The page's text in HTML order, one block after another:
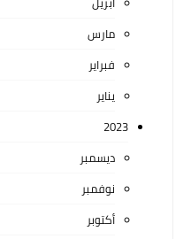
مارس
فبراير
يناير
2023
ديسمبر
نوفمبر
أكتوبر